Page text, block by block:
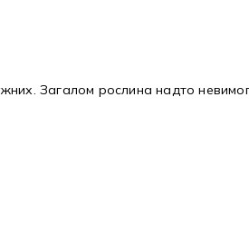
Загалом рослина надто